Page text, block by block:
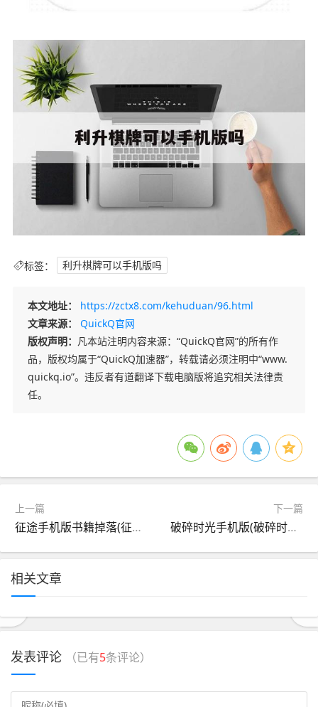
标签： 利升棋牌可以手机版吗
本文地址：
https://zctx8.com/kehuduan/96.html
文章来源：
QuickQ官网
版权声明： 凡本站注明内容来源：“QuickQ官网”的所有作
品，版权均属于“QuickQ加速器”，转载请必须注明中“www.
quickq.io”。违反者有道翻译下载电脑版将追究相关法律责
任。
上一篇
征途手机版书籍掉落(征途手游技能书怎么扔掉)
下一篇
破碎时光手机版(破碎时光手机版下载安装)
相关文章
发表评论 （已有5条评论）